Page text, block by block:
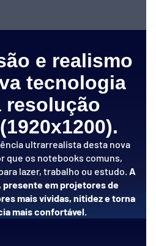
e realismo
tecnologia
resolução
ultrarrealista desta nova
que os notebooks comuns,
lazer, trabalho ou estudo. A
presente em projetores de
mais vívidas, nitidez e torna
mais confortável.